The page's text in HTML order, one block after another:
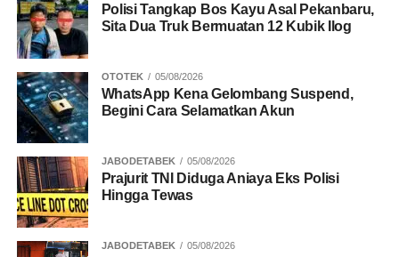
Polisi Tangkap Bos Kayu Asal Pekanbaru,
Sita Dua Truk Bermuatan 12 Kubik Ilog
OTOTEK 05/08/2026
WhatsApp Kena Gelombang Suspend,
Begini Cara Selamatkan Akun
JABODETABEK 05/08/2026
Prajurit TNI Diduga Aniaya Eks Polisi
Hingga Tewas
JABODETABEK 05/08/2026